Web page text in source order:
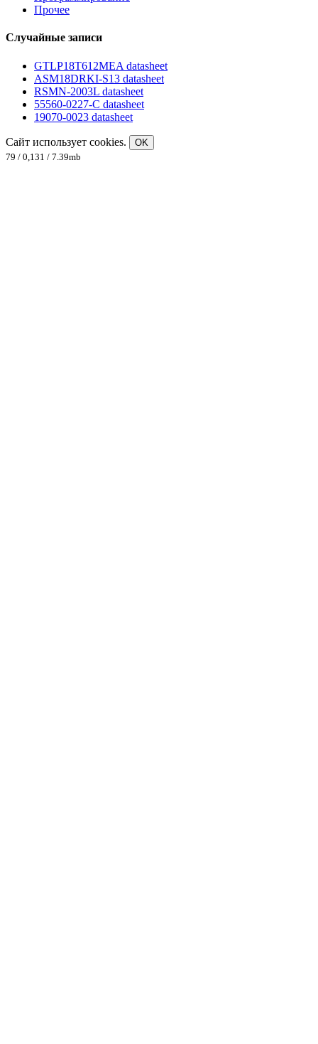
Прочее
Случайные записи
GTLP18T612MEA datasheet
ASM18DRKI-S13 datasheet
RSMN-2003L datasheet
55560-0227-C datasheet
19070-0023 datasheet
Сайт использует cookies.
OK
79 / 0,131 / 7.39mb